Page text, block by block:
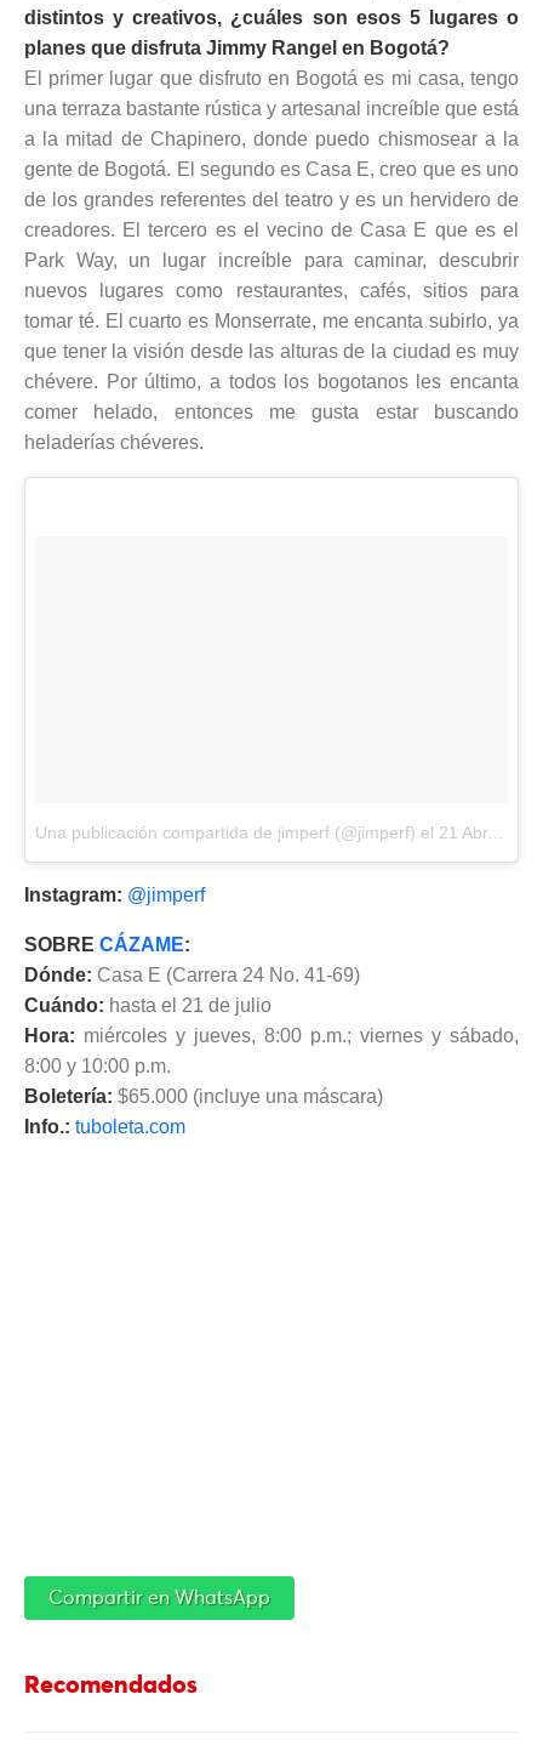
distintos y creativos, ¿cuáles son esos 5 lugares o
planes que disfruta Jimmy Rangel en Bogotá?
El primer lugar que disfruto en Bogotá es mi casa, tengo
una terraza bastante rústica y artesanal increíble que está
a la mitad de Chapinero, donde puedo chismosear a la
gente de Bogotá. El segundo es Casa E, creo que es uno
de los grandes referentes del teatro y es un hervidero de
creadores. El tercero es el vecino de Casa E que es el
Park Way, un lugar increíble para caminar, descubrir
nuevos lugares como restaurantes, cafés, sitios para
tomar té. El cuarto es Monserrate, me encanta subirlo, ya
que tener la visión desde las alturas de la ciudad es muy
chévere. Por último, a todos los bogotanos les encanta
comer helado, entonces me gusta estar buscando
heladerías chéveres.
Una publicación compartida de jimperf (@jimperf) el 21 Abr, 2018 a las 7:32 PDT
Instagram: @jimperf
SOBRE CÁZAME:
Dónde: Casa E (Carrera 24 No. 41-69)
Cuándo: hasta el 21 de julio
Hora: miércoles y jueves, 8:00 p.m.; viernes y sábado,
8:00 y 10:00 p.m.
Boletería: $65.000 (incluye una máscara)
Info.: tuboleta.com
Compartir en WhatsApp
Recomendados